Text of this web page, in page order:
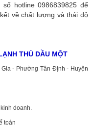
hotline 0986839825 để
về chất lượng và thái độ
THỦ DẦU MỘT
- Phường Tân Định - Huyện
doanh.
toán